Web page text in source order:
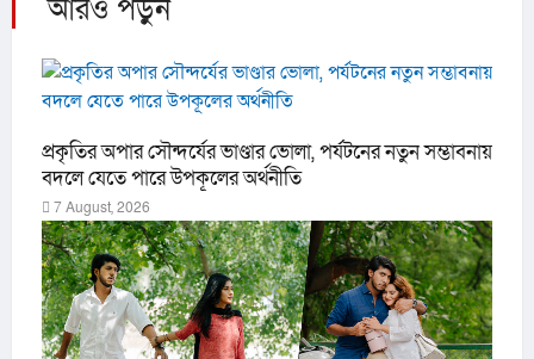
আরও পড়ুন
প্রকৃতির অপার সৌন্দর্যের ভাণ্ডার ভোলা, পর্যটনের নতুন সম্ভাবনায়
বদলে যেতে পারে উপকূলের অর্থনীতি
7 August, 2026